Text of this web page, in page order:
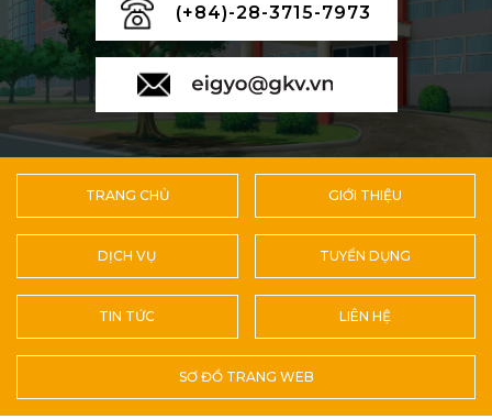
(+84)-28-3715-7973
TRANG CHỦ GIỚI THIỆU
DỊCH VỤ TUYỂN DỤNG
TIN TỨC LIÊN HỆ
SƠ ĐỒ TRANG WEB